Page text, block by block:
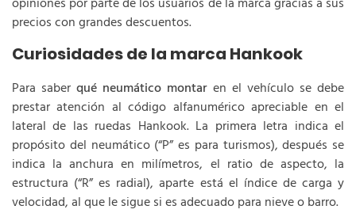
precios con grandes descuentos.
Curiosidades de la marca Hankook
Para saberqué neumático montaren el vehículo se debe
prestar atención al código alfanumérico apreciable en el
lateral de las ruedas Hankook. La primera letra indica el
propósito del neumático (“P” es para turismos), después se
indica la anchura en milímetros, el ratio de aspecto, la
estructura (“R” es radial), aparte está el índice de carga y
velocidad, al que le sigue si es adecuado para nieve o barro.